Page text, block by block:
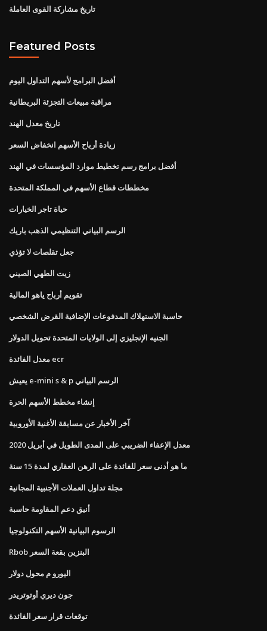
تاريخ مشاركة القوى العاملة
Featured Posts
أفضل البرامج لأسهم التداول اليوم
مراقبة مبيعات التجزئة البريطانية
تاريخ معدل الهند
زيادة أرباح الأسهم انخفاض السعر
أفضل برامج رسم تخطيط موارد المؤسسات في الهند
مخططات قطاع الأسهم في المملكة المتحدة
حياة تاجر الخيارات
الرسم البياني التنظيمي الذهب باريك
جعل تقلصات لا تؤذي
زيت الطهي الصيني
تقويم أرباح ياهو المالية
حاسبة الاستهلاك المدفوعات الإضافية القرض الشخصي
الجنيه الإنجليزي إلى الولايات المتحدة تحويل الدولار
معدل الفائدة ecr
يعيش e-mini s & p الرسم البياني
إنشاء مخطط الأسهم الحرة
آخر الأخبار عن مسابقة الأغنية الأوروبية
معدل الإعفاء الضريبي على المدى الطويل في أبريل 2020
ما هو أدنى سعر للفائدة على الرهن العقاري لمدة 15 سنة
مجلة تداول العملات الأجنبية المجانية
أنيق دعم المقاومة حاسبة
الرسوم البيانية الأسهم التكنولوجيا
Rbob البنزين بقعة السعر
اليورو م محول دولار
جون ديري أوتوتريدر
توقعات قرار سعر الفائدة